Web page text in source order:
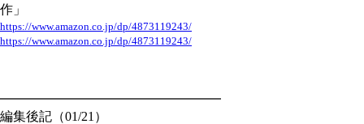
作」
https://www.amazon.co.jp/dp/4873119243/
https://www.amazon.co.jp/dp/4873119243/
━━━━━━━━━━━━━━━━━
編集後記（01/21）